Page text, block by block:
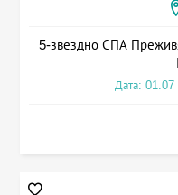
5-звездно СПА
Дата: